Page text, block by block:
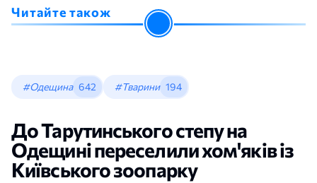
Читайте також
#Одещина 642 #Тварини 194
До Тарутинського степу на
Одещині переселили хом'яків із
Київського зоопарку